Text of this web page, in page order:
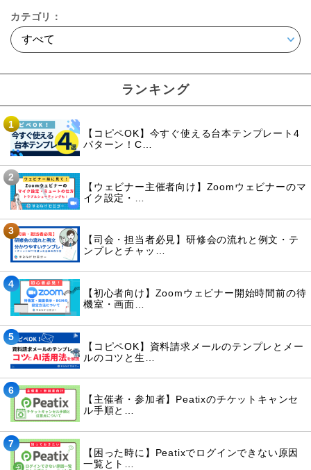
カテゴリ：
ランキング
1
【コピペOK】今すぐ使える台本テンプレート4
パターン！C…
2
【ウェビナー主催者向け】Zoomウェビナーのマ
イク設定・…
3
【司会・担当者必見】研修会の流れと例文・テ
ンプレとチャッ…
4
【初心者向け】Zoomウェビナー開始時間前の待
機室・画面…
5
【コピペOK】資料請求メールのテンプレとメー
ルのコツと生…
6
【主催者・参加者】Peatixのチケットキャンセ
ル手順と…
7
【困った時に】Peatixでログインできない原因
一覧とト…